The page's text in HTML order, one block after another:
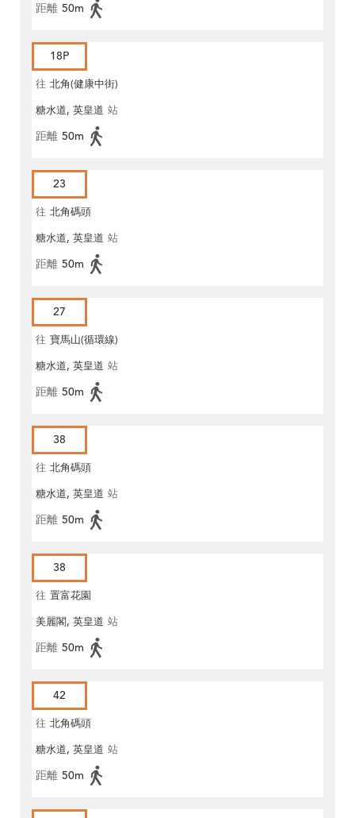
距離 50m
18P
往 北角(健康中街)
糖水道, 英皇道 站
距離 50m
23
往 北角碼頭
糖水道, 英皇道 站
距離 50m
27
往 寶馬山(循環線)
糖水道, 英皇道 站
距離 50m
38
往 北角碼頭
糖水道, 英皇道 站
距離 50m
38
往 置富花園
美麗閣, 英皇道 站
距離 50m
42
往 北角碼頭
糖水道, 英皇道 站
距離 50m